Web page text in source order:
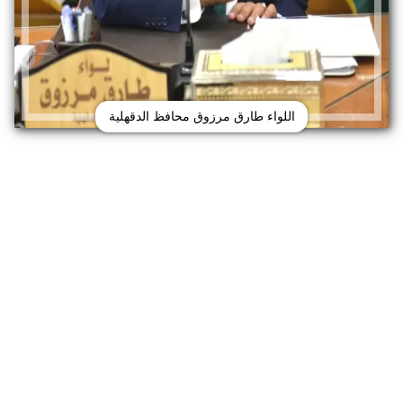
اللواء طارق مرزوق محافظ الدقهلية